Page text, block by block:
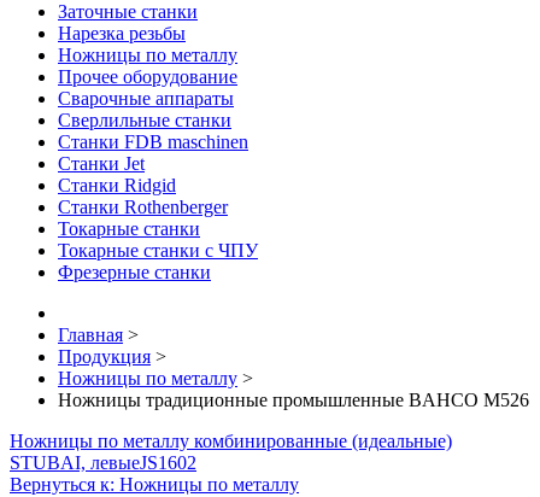
Заточные станки
Нарезка резьбы
Ножницы по металлу
Прочее оборудование
Сварочные аппараты
Сверлильные станки
Станки FDB maschinen
Станки Jet
Станки Ridgid
Станки Rothenberger
Токарные станки
Токарные станки с ЧПУ
Фрезерные станки
Главная >
Продукция >
Ножницы по металлу >
Ножницы традиционные промышленные BAHCO M526
Ножницы по металлу комбинированные (идеальные)
STUBAI, левыеJS1602
Вернуться к: Ножницы по металлу